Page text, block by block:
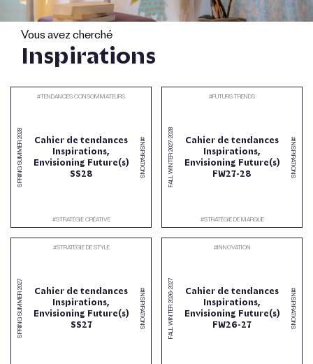
Vous avez cherché
Inspirations
Cahier de tendances
Inspirations,
Envisioning Future(s)
SS28
#TENDANCES CONSOMMATEURS
#STRATÉGIE CRÉATIVE
SPRING SUMMER
2028
#INSPIRATIONS
Cahier de tendances
Inspirations,
Envisioning Future(s)
FW27-28
#FUTURS TRENDS
#STRATÉGIE DE MARQUE
FALL WINTER
2027
-
2028
#INSPIRATIONS
Cahier de tendances
Inspirations,
Envisioning Future(s)
SS27
#STRATÉGIE DE STYLE
SPRING SUMMER
2027
#INSPIRATIONS
Cahier de tendances
Inspirations,
Envisioning Future(s)
FW26-27
#INNOVATION
FALL WINTER
2026
-
2027
#INSPIRATIONS